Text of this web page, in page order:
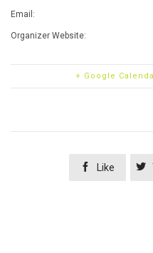
Email:
Organizer Website:
+ Google
 Like 